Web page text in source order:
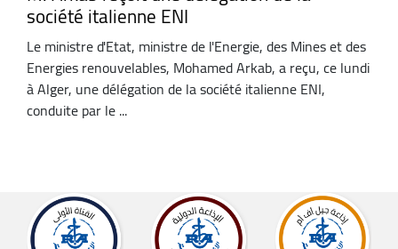
société italienne ENI
Le ministre d'Etat, ministre de l'Energie, des Mines et des
Energies renouvelables, Mohamed Arkab, a reçu, ce lundi
à Alger, une délégation de la société italienne ENI,
conduite par le ...